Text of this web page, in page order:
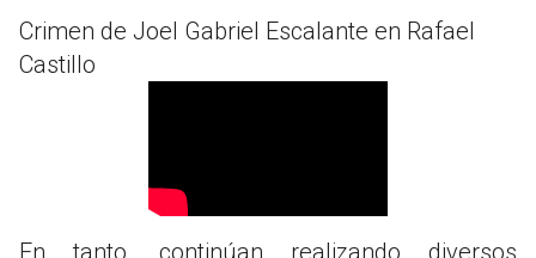
Crimen de Joel Gabriel Escalante en Rafael
Castillo
En tanto, continúan realizando diversos